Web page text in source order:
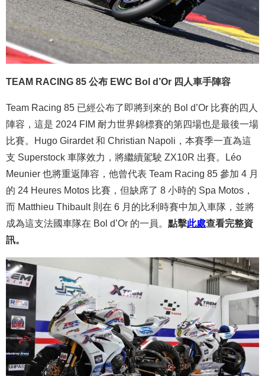
TEAM RACING 85 公布 EWC Bol d’Or 四人車手陣容
Team Racing 85 已經公布了即將到來的 Bol d’Or 比賽的四人
陣容，這是 2024 FIM 耐力世界錦標賽的第四場也是最後一場
比賽。Hugo Girardet 和 Christian Napoli，本賽季一直為這
支 Superstock 車隊效力，將繼續駕駛 ZX10R 出賽。Léo
Meunier 也將重返陣容，他曾代表 Team Racing 85 參加 4 月
的 24 Heures Motos 比賽，但缺席了 8 小時的 Spa Motos，
而 Matthieu Thibault 則在 6 月的比利時賽中加入車隊，並將
成為這支法國車隊在 Bol d’Or 的一員。 點擊此處查看完整資
訊。